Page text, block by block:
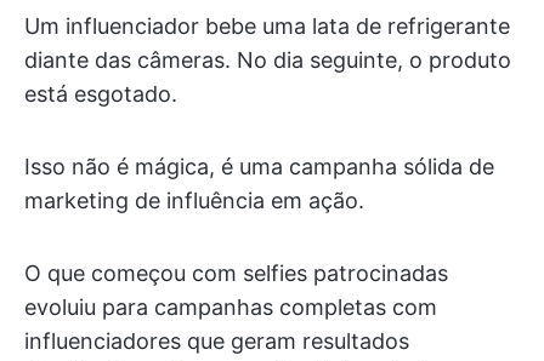
Um influenciador bebe uma lata de refrigerante
diante das câmeras. No dia seguinte, o produto
está esgotado.
Isso não é mágica, é uma campanha sólida de
marketing de influência em ação.
O que começou com selfies patrocinadas
evoluiu para campanhas completas com
influenciadores que geram resultados